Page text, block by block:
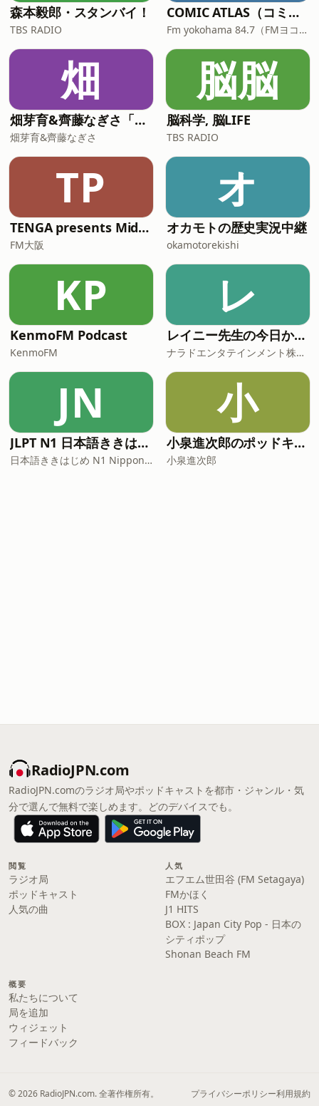
森本毅郎・スタンバイ！
TBS RADIO
COMIC ATLAS（コミックアトラス）| 漫画podcast
Fm yokohama 84.7（FMヨコハマ）
畑
畑芽育&齊藤なぎさ「オフはこんな感じ」
畑芽育&齊藤なぎさ
脳脳
脳科学, 脳LIFE
TBS RADIO
TP
TENGA presents Midnight World Cafe 〜TENGA茶屋〜**
FM大阪
オ
オカモトの歴史実況中継
okamotorekishi
KP
KenmoFM Podcast
KenmoFM
レ
レイニー先生の今日から役立つ英会話
ナラドエンタテインメント株式会社
JN
JLPT N1 日本語ききはじめ
日本語ききはじめ N1 Nippon KiKi Hajime
小
小泉進次郎のポッドキャスト
小泉進次郎
RadioJPN.com
RadioJPN.comのラジオ局やポッドキャストを都市・ジャンル・気
分で選んで無料で楽しめます。どのデバイスでも。
閲覧
ラジオ局
ポッドキャスト
人気の曲
人気
エフエム世田谷 (FM Setagaya)
FMかほく
J1 HITS
BOX : Japan City Pop - 日本の
シティポップ
Shonan Beach FM
概要
私たちについて
局を追加
ウィジェット
フィードバック
© 2026 RadioJPN.com. 全著作権所有。 プライバシーポリシー利用規約